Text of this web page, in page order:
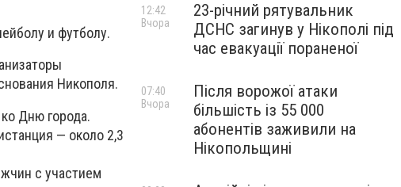
и футболу.
Никополя.
Дню города.
— около 2,3
с участием
23-річний рятувальник
ДСНС загинув у Нікополі під
час евакуації пораненої
12:42
Вчора
Після ворожої атаки
більшість із 55 000
абонентів заживили на
Нікопольщині
07:40
Вчора